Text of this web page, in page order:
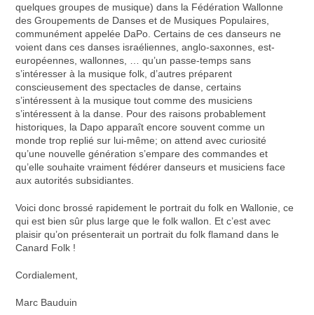
quelques groupes de musique) dans la Fédération Wallonne
des Groupements de Danses et de Musiques Populaires,
communément appelée DaPo. Certains de ces danseurs ne
voient dans ces danses israéliennes, anglo-saxonnes, est-
européennes, wallonnes, … qu’un passe-temps sans
s’intéresser à la musique folk, d’autres préparent
conscieusement des spectacles de danse, certains
s’intéressent à la musique tout comme des musiciens
s’intéressent à la danse. Pour des raisons probablement
historiques, la Dapo apparaît encore souvent comme un
monde trop replié sur lui-même; on attend avec curiosité
qu’une nouvelle génération s’empare des commandes et
qu’elle souhaite vraiment fédérer danseurs et musiciens face
aux autorités subsidiantes.
Voici donc brossé rapidement le portrait du folk en Wallonie, ce
qui est bien sûr plus large que le folk wallon. Et c’est avec
plaisir qu’on présenterait un portrait du folk flamand dans le
Canard Folk !
Cordialement,
Marc Bauduin